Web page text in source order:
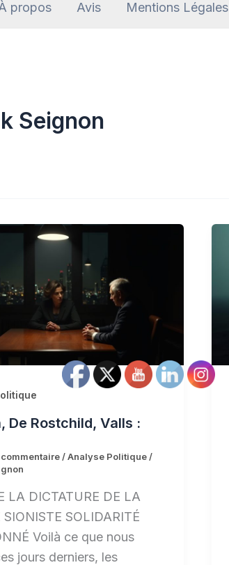
propos Avis Mentions Légales
Seignon
De Rostchild, Valls :
/Analyse Politique/
LA DICTATURE DE LA
SIONISTE SOLIDARITÉ
Voilà ce que nous
jours derniers, les